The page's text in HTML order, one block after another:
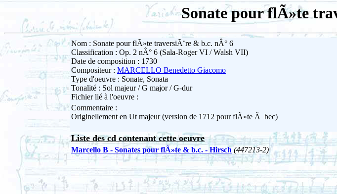
Sonate pour flÃ»te
Nom : Sonate pour flÃ»te traversiÃ¨re & b.c. nÂ° 6
Classification : Op. 2 nÂ° 6 (Sala-Roger VI / Walsh VII)
Date de composition : 1730
Compositeur : MARCELLO Benedetto Giacomo
Type d'oeuvre : Sonate, Sonata
Tonalité : Sol majeur / G major / G-dur
Fichier lié à l'oeuvre :
Commentaire :
Originellement en Ut majeur (version de 1712 pour flÃ»te Ã bec)
Liste des cd contenant cette oeuvre
Marcello B - Sonates pour flÃ»te & b.c. - Hirsch (447213-2)